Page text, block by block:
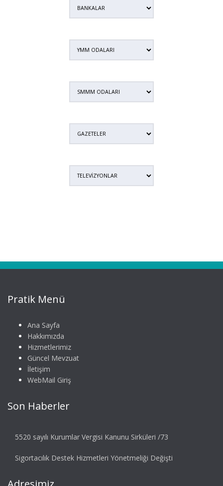
Pratik Menü
Ana Sayfa
Hakkımızda
Hizmetlerimiz
Güncel Mevzuat
İletişim
WebMail Giriş
Son Haberler
5520 sayılı Kurumlar Vergisi Kanunu Sirküleri /73
Sigortacılık Destek Hizmetleri Yönetmeliği Değişti